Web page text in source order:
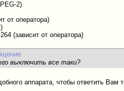
2)
от оператора)
(зависит от оператора)
выключить все таки?
аппарата, чтобы ответить Вам